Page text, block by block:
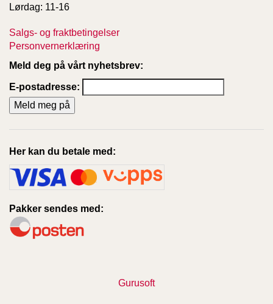
Lørdag: 11-16
Salgs- og fraktbetingelser
Personvernerklæring
Meld deg på vårt nyhetsbrev:
E-postadresse:
Her kan du betale med:
Pakker sendes med:
Gurusoft